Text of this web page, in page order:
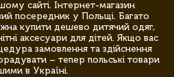
сайті. Інтернет-магазин
посередник у Польщі. Багато
купити дешево дитячий одяг,
аксесуари для дітей. Якщо вас
замовлення та здійснення
– тепер польські товари
в Україні.